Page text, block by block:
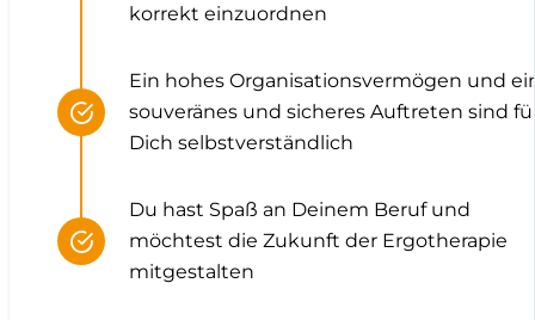
korrekt einzuordnen
Ein hohes Organisationsvermögen und
souveränes und sicheres Auftreten sind
Dich selbstverständlich
Du hast Spaß an Deinem Beruf und
möchtest die Zukunft der Ergotherapie
mitgestalten